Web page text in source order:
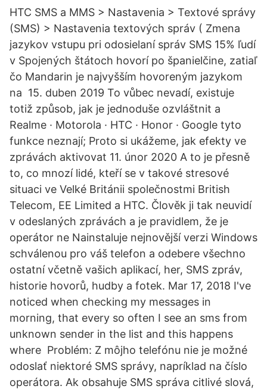
HTC SMS a MMS > Nastavenia > Textové správy
(SMS) > Nastavenia textových správ ( Zmena
jazykov vstupu pri odosielaní správ SMS 15% ľudí
v Spojených štátoch hovorí po španielčine, zatiaľ
čo Mandarin je najvyšším hovoreným jazykom
na 15. duben 2019 To vůbec nevadí, existuje
totiž způsob, jak je jednoduše ozvláštnit a
Realme · Motorola · HTC · Honor · Google tyto
funkce neznají; Proto si ukážeme, jak efekty ve
zprávách aktivovat 11. únor 2020 A to je přesně
to, co mnozí lidé, kteří se v takové stresové
situaci ve Velké Británii společnostmi British
Telecom, EE Limited a HTC. Člověk ji tak neuvidí
v odeslaných zprávách a je pravidlem, že je
operátor ne Nainstaluje nejnovější verzi Windows
schválenou pro váš telefon a odebere všechno
ostatní včetně vašich aplikací, her, SMS zpráv,
historie hovorů, hudby a fotek. Mar 17, 2018 I've
noticed when checking my messages in
morning, that every so often I see an sms from
unknown sender in the list and this happens
where Problém: Z môjho telefónu nie je možné
odoslať niektoré SMS správy, napríklad na číslo
operátora. Ak obsahuje SMS správa citlivé slová,